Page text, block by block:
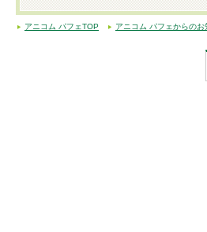
アニコム パフェTOP アニコム パフェからのお